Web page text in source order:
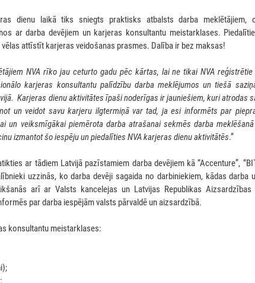
dienu laikā tiks sniegts praktisks atbalsts darba meklētājiem,
ar darba devējiem un karjeras konsultantu meistarklases.
attīstīt karjeras veidošanas prasmes. Dalība ir bez maksas!
NVA rīko jau ceturto gadu pēc kārtas, lai ne tikai NVA
karjeras konsultantu palīdzību darba meklējumos un tiešā
Karjeras dienu aktivitātes īpaši noderīgas ir jauniešiem, kuri atrodas
un veidot savu karjeru ilgtermiņā var tad, ja esi informēts par
un veiksmīgākai piemērota darba atrašanai sekmēs darba
izmantot šo iespēju un piedalīties NVA karjeras dienu aktivitātēs.”
ar tādiem Latvijā pazīstamiem darba devējiem kā “Accenture”,
uzzinās, ko darba devēji sagaida no darbiniekiem, kādas darba
arī ar Valsts kancelejas un Latvijas Republikas Aizsardzības
par darba iespējām valsts pārvaldē un aizsardzībā.
konsultantu meistarklases: